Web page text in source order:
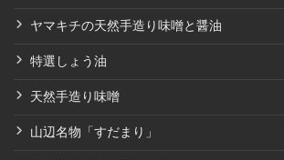
ヤマキチの天然手造り味噌と醤油
特選しょう油
天然手造り味噌
山辺名物「すだまり」